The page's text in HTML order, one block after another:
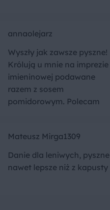
annaolejarz
Wyszły jak zawsze pyszne!
Królują u mnie na imprezie
imieninowej podawane
razem z sosem
pomidorowym. Polecam
Mateusz Mirga1309
Danie dla leniwych, pyszne
nawet lepsze niż z kapusty